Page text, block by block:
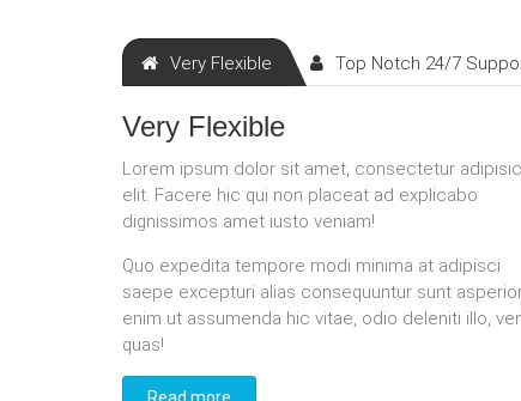
Very Flexible Top Notch 24/7
Very Flexible
Lorem ipsum dolor sit amet, consectetur
elit. Facere hic qui non placeat ad explicabo
dignissimos amet iusto veniam!
Quo expedita tempore modi minima at adipisci
saepe excepturi alias consequuntur sunt
enim ut assumenda hic vitae, odio deleniti illo,
quas!